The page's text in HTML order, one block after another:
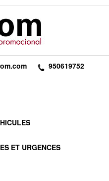
950619752
ET URGENCES